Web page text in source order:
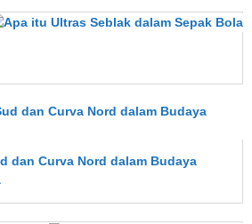
dan Curva Nord dalam Budaya